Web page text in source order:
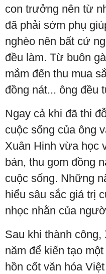
con trưởng nên từ
đã phải sớm phụ
nghèo nên bất cứ
đều làm. Từ buôn
mắm đến thu mua
đồng nát... ông đều
Ngay cả khi đã thi
cuộc sống của ông
Xuân Hinh vừa học
bán, thu gom đồng
cuộc sống. Những
hiểu sâu sắc giá trị
nhọc nhằn của
Sau khi thành
năm để kiến tạo
hồn cốt văn hóa